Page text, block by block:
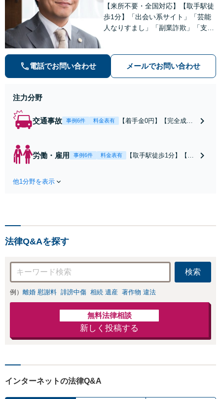
【来所不要・全国対応】【取手駅徒
歩1分】「出会い系サイト」「芸能
人なりすまし」「副業詐欺」「支援
は不当解雇・雇い止め・残業代未払
いの相談【完全成功報酬制】【相談
電話でお問い合わせ メールでお問い合わせ
注力分野
交通事故 事例6件 料金表有
【着手金0円】【完全成功
績多数あり！3カ月以内ス
ピード解決／示談金0円→5
労働・雇用 事例6件 料金表有
【取手駅徒歩1分】【オ
談で悩みを解消！使用
応可【相談無料】
他1分野を表示
法律Q&Aを探す
検索
例） 離婚 慰謝料 誹謗中傷 相続 遺産 著作物 違法
無料法律相談
新しく投稿する
インターネットの法律Q&A